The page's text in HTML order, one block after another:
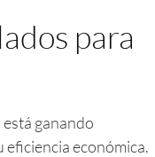
para
ganando
eficiencia económica.